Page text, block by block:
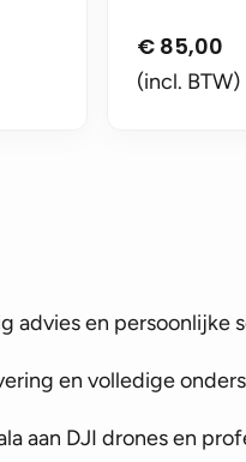
€ 85,00
(incl. BTW)
advies en persoonlijke
en volledige
aan DJI drones en